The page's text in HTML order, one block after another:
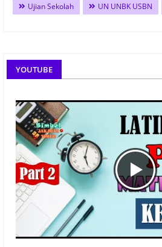
Ujian Sekolah UN UNBK USBN
YOUTUBE